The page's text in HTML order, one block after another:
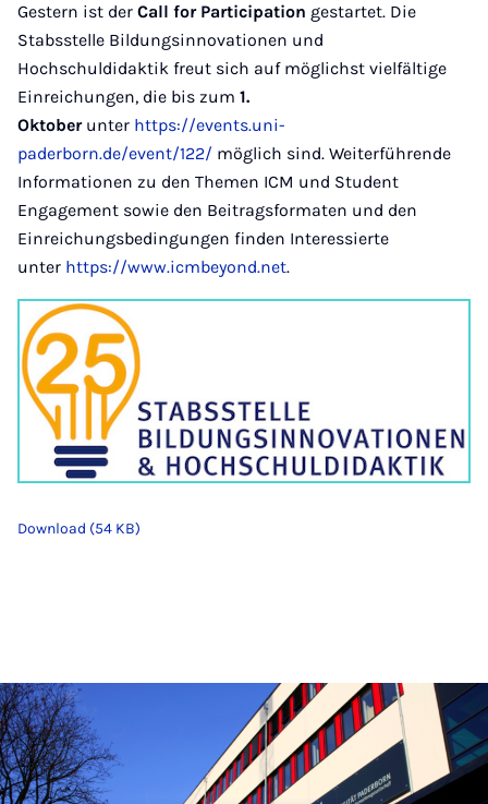
Gestern ist der Call for Participation gestartet. Die
Stabsstelle Bildungsinnovationen und
Hochschuldidaktik freut sich auf möglichst vielfältige
Einreichungen, die bis zum 1.
Oktoberunter https://events.uni-
paderborn.de/event/122/ möglich sind. Weiterführende
Informationen zu den Themen ICM und Student
Engagement sowie den Beitragsformaten und den
Einreichungsbedingungen finden Interessierte
unter https://www.icmbeyond.net.
Download (54 KB)